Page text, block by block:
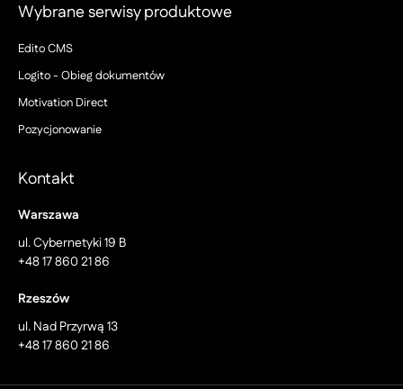
Wybrane serwisy produktowe
Edito CMS
Logito - Obieg dokumentów
Motivation Direct
Pozycjonowanie
Kontakt
Warszawa
ul. Cybernetyki 19 B
+48 17 860 21 86
Rzeszów
ul. Nad Przyrwą 13
+48 17 860 21 86